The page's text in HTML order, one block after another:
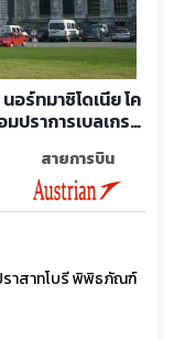
อร์ทมาซิโดเนีย โค
มปราการเบลเกรด
สายการบิน
ราสาทโบรี พิพิธภัณฑ์